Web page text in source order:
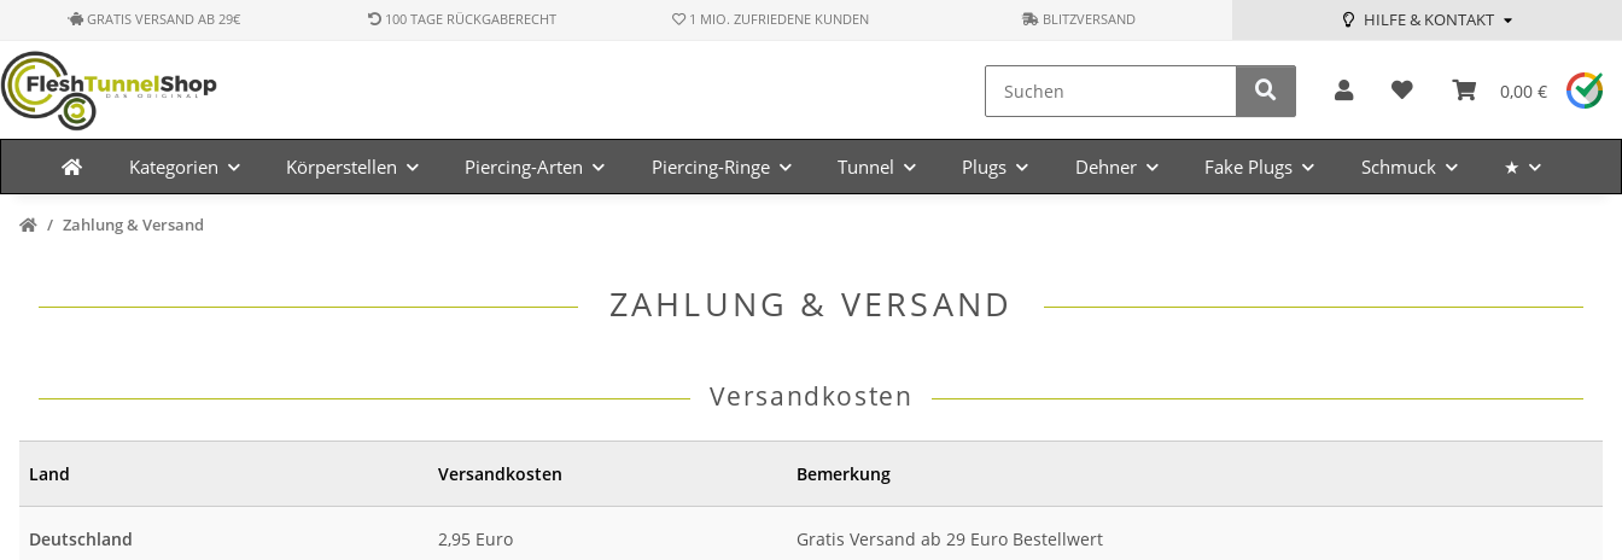
GRATIS VERSAND AB 29€ 100 TAGE RÜCKGABERECHT 1 MIO. ZUFRIEDENE KUNDEN BLITZVERSAND HILFE & KONTAKT
0,00 €
Kategorien Körperstellen Piercing-Arten Piercing-Ringe Tunnel Plugs Dehner Fake Plugs Schmuck ★
Zahlung & Versand
ZAHLUNG & VERSAND
Versandkosten
Land Versandkosten Bemerkung
Deutschland 2,95 Euro Gratis Versand ab 29 Euro Bestellwert